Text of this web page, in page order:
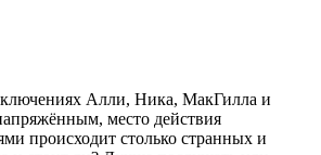
Алли, Ника, МакГилла и
место действия
происходит столько странных и